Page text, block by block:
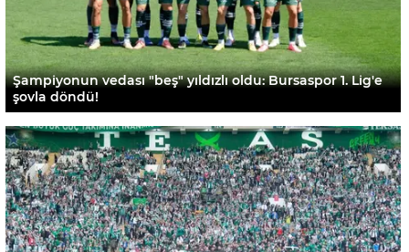
Şampiyonun vedası "beş" yıldızlı oldu: Bursaspor 1. Lig'e
şovla döndü!